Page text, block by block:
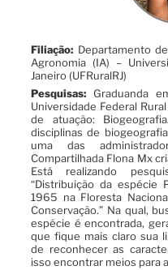
Filiação: Departamento
Agronomia (IA) –
Janeiro (UFRuralRJ)
Pesquisas: Graduanda
Universidade Federal
de atuação:
disciplinas de
uma das
Compartilhada Flona Mx
Está realizando
“Distribuição da espécie
1965 na Floresta
Conservação.” Na qual,
espécie é encontrada,
que fique mais claro sua
de reconhecer as
isso encontrar meios para